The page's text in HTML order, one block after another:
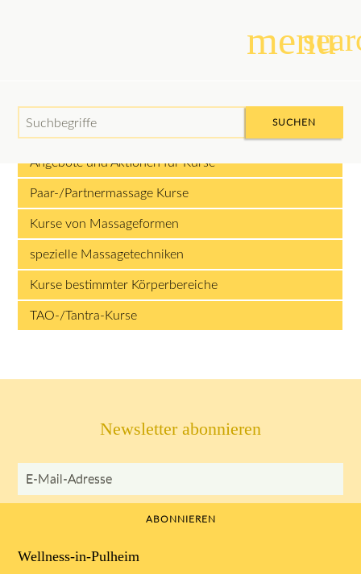
menu
Suchbegriffe SUCHEN
Angebote und Aktionen für Kurse
Paar-/Partnermassage Kurse
Kurse von Massageformen
spezielle Massagetechniken
Kurse bestimmter Körperbereiche
TAO-/Tantra-Kurse
Newsletter abonnieren
E-Mail-Adresse
ABONNIEREN
Wellness-in-Pulheim